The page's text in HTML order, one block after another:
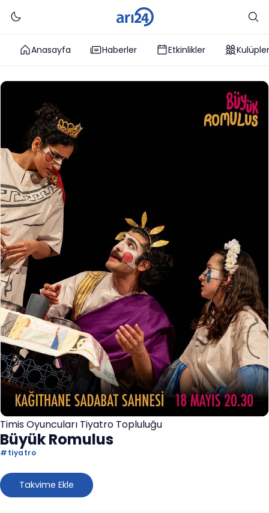
Anasayfa Haberler Etkinlikler Kulüpler
Timis Oyuncuları Tiyatro Topluluğu
Büyük Romulus
#tiyatro
Takvime Ekle